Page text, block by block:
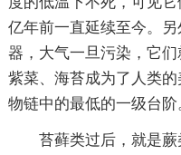
亿年前一直延续至今。
器，大气一旦污染，它
紫菜、海苔成为了人类
物链中的最低的一级台阶
苔藓类过后，就是